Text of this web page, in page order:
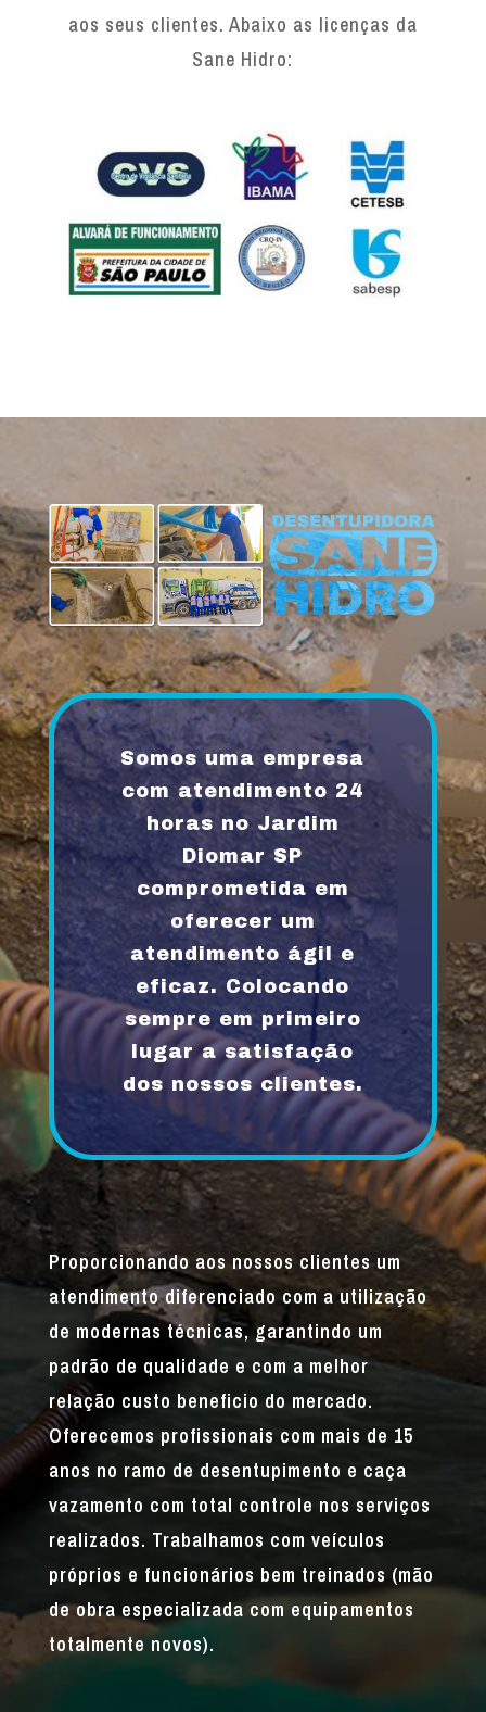
aos seus clientes. Abaixo as licenças da
Sane Hidro:
Somos uma empresa
com atendimento 24
horas no Jardim
Diomar SP
comprometida em
oferecer um
atendimento ágil e
eficaz. Colocando
sempre em primeiro
lugar a satisfação
dos nossos clientes.
Proporcionando aos nossos clientes um
atendimento diferenciado com a utilização
de modernas técnicas, garantindo um
padrão de qualidade e com a melhor
relação custo beneficio do mercado.
Oferecemos profissionais com mais de 15
anos no ramo de desentupimento e caça
vazamento com total controle nos serviços
realizados. Trabalhamos com veículos
próprios e funcionários bem treinados (mão
de obra especializada com equipamentos
totalmente novos).